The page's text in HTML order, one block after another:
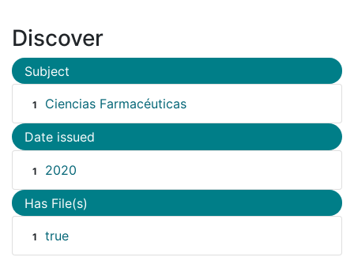
Discover
Subject
1 Ciencias Farmacéuticas
Date issued
1 2020
Has File(s)
1 true